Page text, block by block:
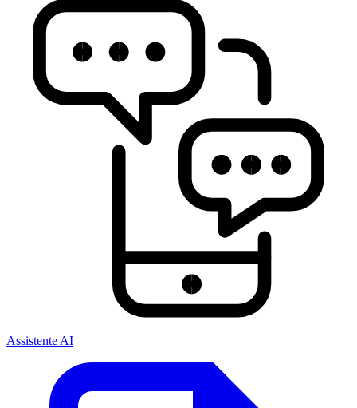
Assistente AI